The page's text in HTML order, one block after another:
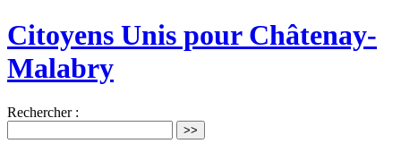
Citoyens Unis pour Châtenay-
Malabry
Rechercher :
>>